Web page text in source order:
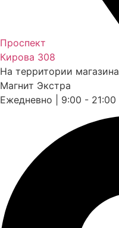
Проспект
Кирова 308
На территории магазина
Магнит Экстра
Ежедневно | 9:00 - 21:00